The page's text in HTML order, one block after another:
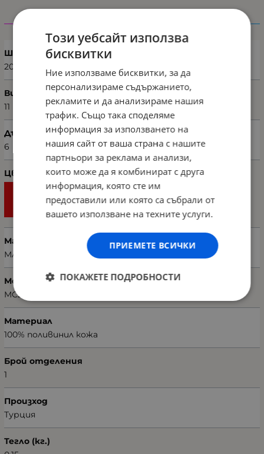
Ширина (см)
20
Височина (см)
11
Дълбочина (см)
6
Цвят
Марка
MARIE CLAIRE
Модел несесер
MC212111184-008
Материал
100% поливинил кожа
Брой отделения
1
Произход
Турция
Тегло (кг.)
Този уебсайт използва
бисквитки
Ние използваме бисквитки, за да
персонализираме съдържанието,
рекламите и да анализираме нашия
трафик. Също така споделяме
информация за използването на
нашия сайт от ваша страна с нашите
партньори за реклама и анализи,
които може да я комбинират с друга
информация, която сте им
предоставили или която са събрали от
вашето използване на техните услуги.
ПРИЕМЕТЕ ВСИЧКИ
ПОКАЖЕТЕ ПОДРОБНОСТИ